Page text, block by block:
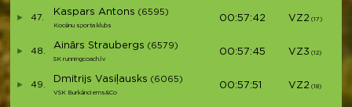
47.
Kaspars Antons (6595)
Kocēnu sporta klubs
00:57:42 VZ2 (17)
48.
Ainārs Straubergs (6579)
SK runningcoach.lv
00:57:45 VZ3 (12)
49.
Dmitrijs Vasiļausks (6065)
VSK Burkānciems&Co
00:57:51 VZ2 (18)